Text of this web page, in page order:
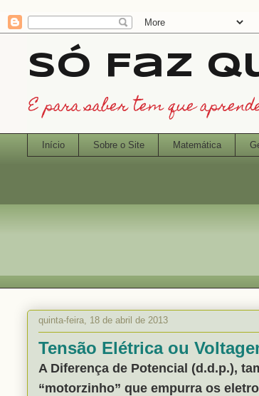
Só Faz
E para saber tem que
Início Sobre o Site Matemática
quinta-feira, 18 de abril de 2013
Tensão Elétrica ou
A Diferença de Potencial (d.d.p.),
“motorzinho” que empurra os